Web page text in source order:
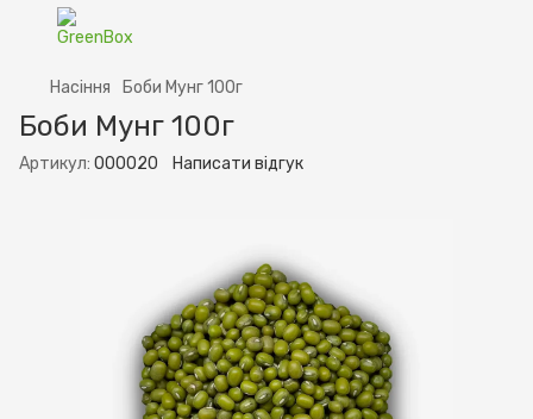
Насіння Боби Мунг 100г
Боби Мунг 100г
Артикул: 000020 Написати відгук